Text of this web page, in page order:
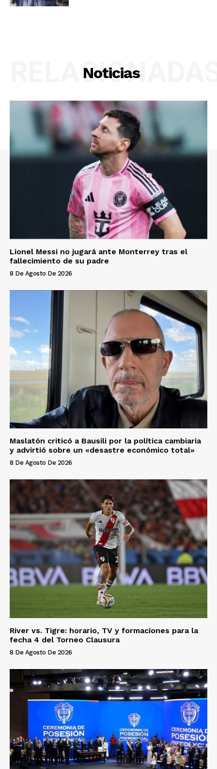
Noticias
Lionel Messi no jugará ante Monterrey tras el
fallecimiento de su padre
8 De Agosto De 2026
Maslatón criticó a Bausili por la política cambiaria
y advirtió sobre un «desastre económico total»
8 De Agosto De 2026
River vs. Tigre: horario, TV y formaciones para la
fecha 4 del Torneo Clausura
8 De Agosto De 2026